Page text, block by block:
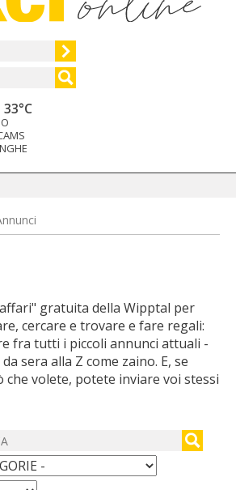
33°C
gratuita della Wipptal per
cercare e trovare e fare regali:
fra tutti i piccoli annunci attuali -
sera alla Z come zaino. E, se
che volete, potete inviare voi stessi